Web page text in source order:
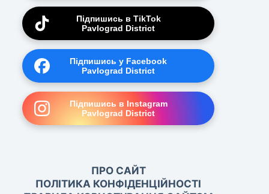
Підпишись в TikTok
Pavlograd District
Підпишись у Facebook
Pavlograd District
Підпишись в Instagram
Pavlograd District
ПРО САЙТ
ПОЛІТИКА КОНФІДЕНЦІЙНОСТІ